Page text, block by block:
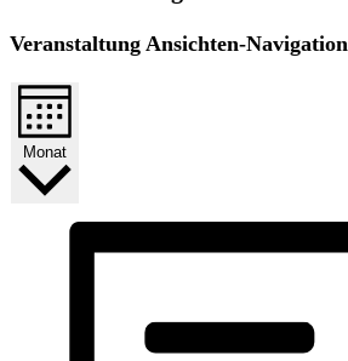
Veranstaltung Ansichten-Navigation
Monat